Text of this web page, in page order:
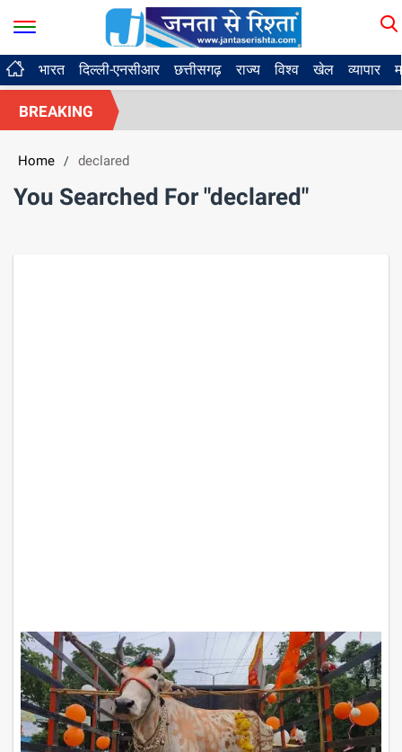
भारत दिल्ली-एनसीआर छत्तीसगढ़ राज्य विश्व खेल व्यापार
BREAKING
Home / declared
You Searched For "declared"